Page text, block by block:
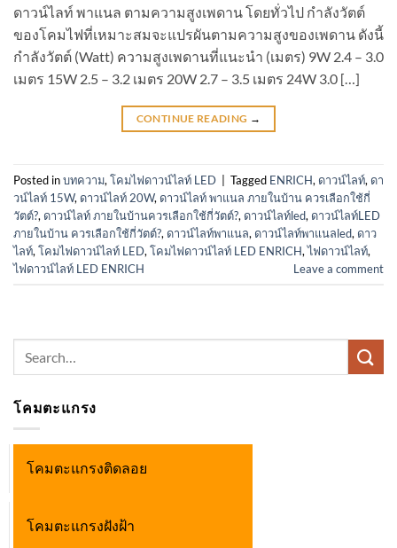
ดาวน์ไลท์ พาแนล ตามความสูงเพดาน โดยทั่วไป กำลังวัตต์
ของโคมไฟที่เหมาะสมจะแปรผันตามความสูงของเพดาน ดังนี้
กำลังวัตต์ (Watt) ความสูงเพดานที่แนะนำ (เมตร) 9W 2.4 – 3.0
เมตร 15W 2.5 – 3.2 เมตร 20W 2.7 – 3.5 เมตร 24W 3.0 […]
CONTINUE READING →
Posted inบทความ, โคมไฟดาวน์ไลท์ LED Tagged ENRICH, ดาวน์ไลท์, ดา
วน์ไลท์ 15W, ดาวน์ไลท์ 20W, ดาวน์ไลท์ พาแนล ภายในบ้าน ควรเลือกใช้กี่
วัตต์?, ดาวน์ไลท์ ภายในบ้านควรเลือกใช้กี่วัตต์?, ดาวน์ไลท์led, ดาวน์ไลท์LED
ภายในบ้าน ควรเลือกใช้กี่วัตต์?, ดาวน์ไลท์พาแนล, ดาวน์ไลท์พาแนลled, ดาว
ไลท์, โคมไฟดาวน์ไลท์ LED, โคมไฟดาวน์ไลท์ LED ENRICH,ไฟดาวน์ไลท์,
ไฟดาวน์ไลท์ LED ENRICH
Leave a comment
โคมตะแกรง
โคมตะแกรงติดลอย
โคมตะแกรงฝังฝ้า